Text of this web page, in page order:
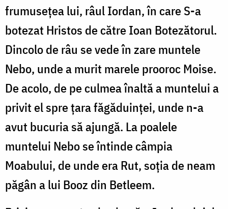
frumusețea lui, râul Iordan, în care S-a
botezat Hristos de către Ioan Botezătorul.
Dincolo de râu se vede în zare muntele
Nebo, unde a murit marele prooroc Moise.
De acolo, de pe culmea înaltă a muntelui a
privit el spre țara făgăduinței, unde n-a
avut bucuria să ajungă. La poalele
muntelui Nebo se întinde câmpia
Moabului, de unde era Rut, soția de neam
păgân a lui Booz din Betleem.